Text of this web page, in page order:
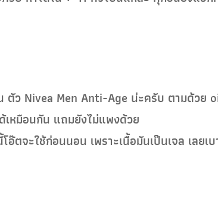
ตัว Nivea Men Anti-Age น่ะครับ ตามด้วย
เหมือนกัน แถมยังไม่แพงด้วย
ตจะใช้ก่อนนอน เพราะเนื้อมันเป็นเจล เลย